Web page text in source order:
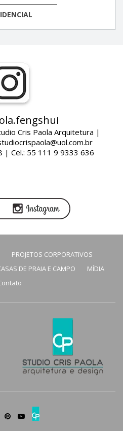
Cris Paola Arquitetura |
| Cel.: 55 111 9 9333 636
PROJETOS CORPORATIVOS
DE PRAIA E CAMPO
MÍDIA